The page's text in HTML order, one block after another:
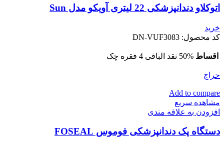
اتوکلاو دندانپزشکی 22 لیتری آویکو مدل Sun
خرید
کد محصول: DN-VUF3083
اقساط 50% نقد الباقی 4 فقره چک
حراج
Add to compare
مشاهده سریع
افزودن به علاقه مندی
دستگاه پک دندانپزشکی فوموس FOSEAL